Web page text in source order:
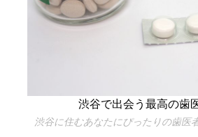
渋谷で出会う最高の歯
渋谷に住むあなたにぴったりの歯医